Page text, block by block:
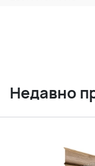
Недавно